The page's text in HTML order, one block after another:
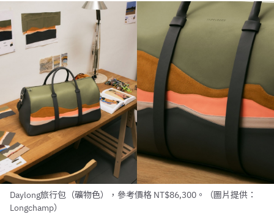
Daylong旅行包（礦物色），參考價格 NT$86,300。（圖片提供：
Longchamp）